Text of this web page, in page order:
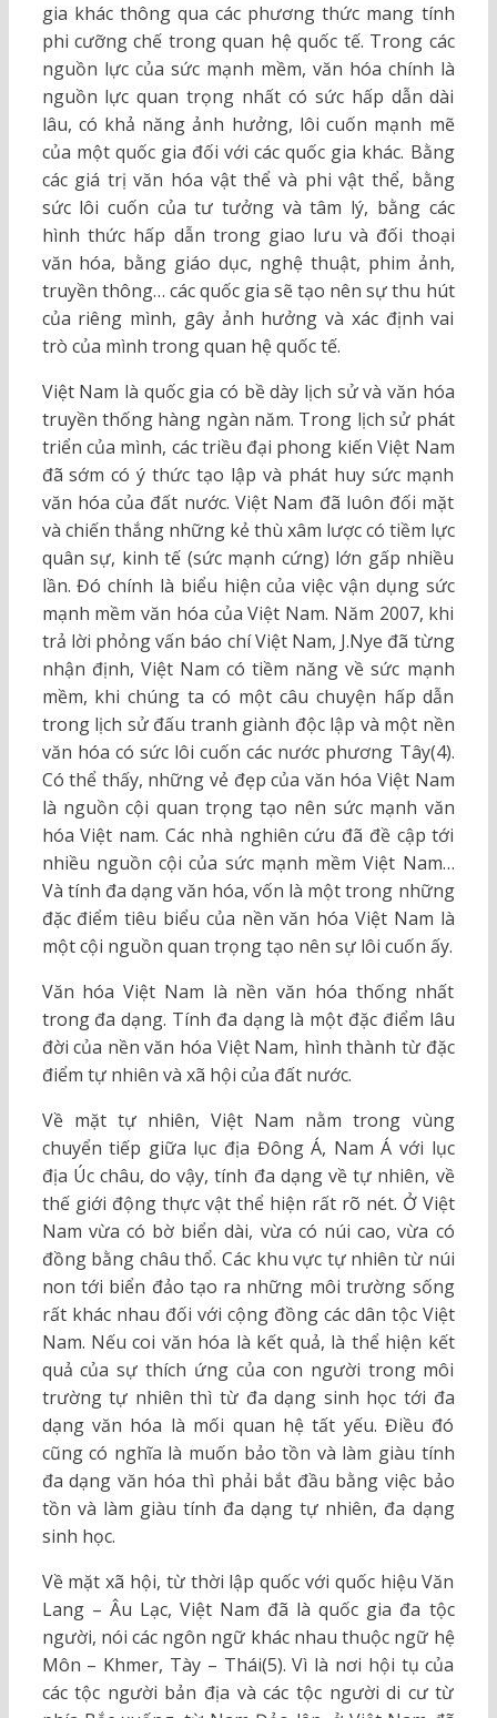
gia khác thông qua các phương thức mang tính
phi cưỡng chế trong quan hệ quốc tế. Trong các
nguồn lực của sức mạnh mềm, văn hóa chính là
nguồn lực quan trọng nhất có sức hấp dẫn dài
lâu, có khả năng ảnh hưởng, lôi cuốn mạnh mẽ
của một quốc gia đối với các quốc gia khác. Bằng
các giá trị văn hóa vật thể và phi vật thể, bằng
sức lôi cuốn của tư tưởng và tâm lý, bằng các
hình thức hấp dẫn trong giao lưu và đối thoại
văn hóa, bằng giáo dục, nghệ thuật, phim ảnh,
truyền thông… các quốc gia sẽ tạo nên sự thu hút
của riêng mình, gây ảnh hưởng và xác định vai
trò của mình trong quan hệ quốc tế.
Việt Nam là quốc gia có bề dày lịch sử và văn hóa
truyền thống hàng ngàn năm. Trong lịch sử phát
triển của mình, các triều đại phong kiến Việt Nam
đã sớm có ý thức tạo lập và phát huy sức mạnh
văn hóa của đất nước. Việt Nam đã luôn đối mặt
và chiến thắng những kẻ thù xâm lược có tiềm lực
quân sự, kinh tế (sức mạnh cứng) lớn gấp nhiều
lần. Đó chính là biểu hiện của việc vận dụng sức
mạnh mềm văn hóa của Việt Nam. Năm 2007, khi
trả lời phỏng vấn báo chí Việt Nam, J.Nye đã từng
nhận định, Việt Nam có tiềm năng về sức mạnh
mềm, khi chúng ta có một câu chuyện hấp dẫn
trong lịch sử đấu tranh giành độc lập và một nền
văn hóa có sức lôi cuốn các nước phương Tây(4).
Có thể thấy, những vẻ đẹp của văn hóa Việt Nam
là nguồn cội quan trọng tạo nên sức mạnh văn
hóa Việt nam. Các nhà nghiên cứu đã đề cập tới
nhiều nguồn cội của sức mạnh mềm Việt Nam…
Và tính đa dạng văn hóa, vốn là một trong những
đặc điểm tiêu biểu của nền văn hóa Việt Nam là
một cội nguồn quan trọng tạo nên sự lôi cuốn ấy.
Văn hóa Việt Nam là nền văn hóa thống nhất
trong đa dạng. Tính đa dạng là một đặc điểm lâu
đời của nền văn hóa Việt Nam, hình thành từ đặc
điểm tự nhiên và xã hội của đất nước.
Về mặt tự nhiên, Việt Nam nằm trong vùng
chuyển tiếp giữa lục địa Đông Á, Nam Á với lục
địa Úc châu, do vậy, tính đa dạng về tự nhiên, về
thế giới động thực vật thể hiện rất rõ nét. Ở Việt
Nam vừa có bờ biển dài, vừa có núi cao, vừa có
đồng bằng châu thổ. Các khu vực tự nhiên từ núi
non tới biển đảo tạo ra những môi trường sống
rất khác nhau đối với cộng đồng các dân tộc Việt
Nam. Nếu coi văn hóa là kết quả, là thể hiện kết
quả của sự thích ứng của con người trong môi
trường tự nhiên thì từ đa dạng sinh học tới đa
dạng văn hóa là mối quan hệ tất yếu. Điều đó
cũng có nghĩa là muốn bảo tồn và làm giàu tính
đa dạng văn hóa thì phải bắt đầu bằng việc bảo
tồn và làm giàu tính đa dạng tự nhiên, đa dạng
sinh học.
Về mặt xã hội, từ thời lập quốc với quốc hiệu Văn
Lang – Âu Lạc, Việt Nam đã là quốc gia đa tộc
người, nói các ngôn ngữ khác nhau thuộc ngữ hệ
Môn – Khmer, Tày – Thái(5). Vì là nơi hội tụ của
các tộc người bản địa và các tộc người di cư từ